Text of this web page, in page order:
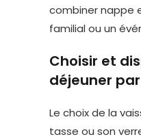
combiner nappe
familial ou un
Choisir et
déjeuner
Le choix de la
tasse ou son